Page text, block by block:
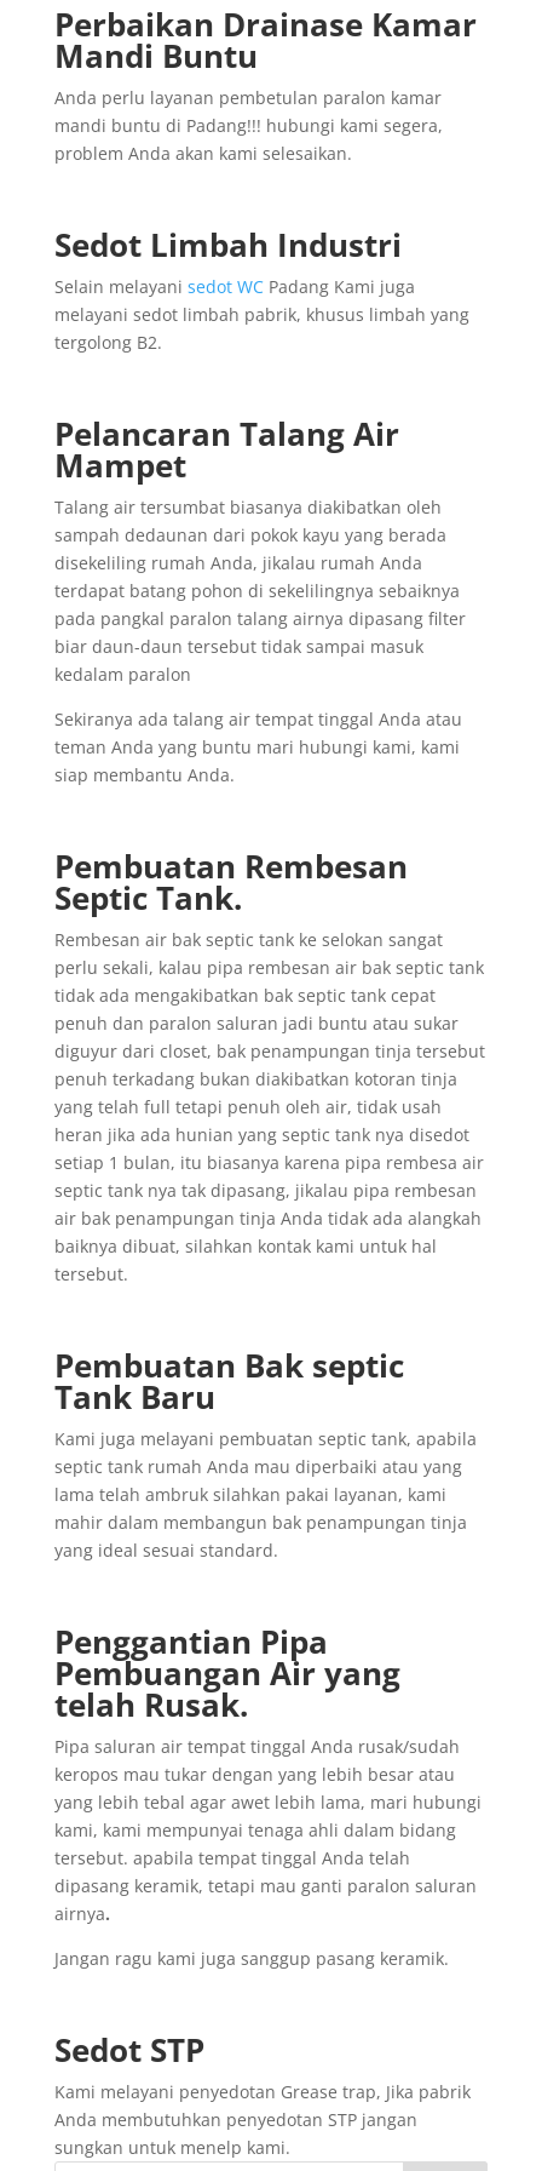
Perbaikan Drainase Kamar
Mandi Buntu
Anda perlu layanan pembetulan paralon kamar
mandi buntu di Padang!!! hubungi kami segera,
problem Anda akan kami selesaikan.
Sedot Limbah Industri
Selain melayani sedot WCPadang Kami juga
melayani sedot limbah pabrik, khusus limbah yang
tergolong B2.
Pelancaran Talang Air
Mampet
Talang air tersumbat biasanya diakibatkan oleh
sampah dedaunan dari pokok kayu yang berada
disekeliling rumah Anda, jikalau rumah Anda
terdapat batang pohon di sekelilingnya sebaiknya
pada pangkal paralon talang airnya dipasang filter
biar daun-daun tersebut tidak sampai masuk
kedalam paralon
Sekiranya ada talang air tempat tinggal Anda atau
teman Anda yang buntu mari hubungi kami, kami
siap membantu Anda.
Pembuatan Rembesan
Septic Tank.
Rembesan air bak septic tank ke selokan sangat
perlu sekali, kalau pipa rembesan air bak septic tank
tidak ada mengakibatkan bak septic tank cepat
penuh dan paralon saluran jadi buntu atau sukar
diguyur dari closet, bak penampungan tinja tersebut
penuh terkadang bukan diakibatkan kotoran tinja
yang telah full tetapi penuh oleh air, tidak usah
heran jika ada hunian yang septic tank nya disedot
setiap 1 bulan, itu biasanya karena pipa rembesa air
septic tank nya tak dipasang, jikalau pipa rembesan
air bak penampungan tinja Anda tidak ada alangkah
baiknya dibuat, silahkan kontak kami untuk hal
tersebut.
Pembuatan Bak septic
Tank Baru
Kami juga melayani pembuatan septic tank, apabila
septic tank rumah Anda mau diperbaiki atau yang
lama telah ambruk silahkan pakai layanan, kami
mahir dalam membangun bak penampungan tinja
yang ideal sesuai standard.
Penggantian Pipa
Pembuangan Air yang
telah Rusak.
Pipa saluran air tempat tinggal Anda rusak/sudah
keropos mau tukar dengan yang lebih besar atau
yang lebih tebal agar awet lebih lama, mari hubungi
kami, kami mempunyai tenaga ahli dalam bidang
tersebut. apabila tempat tinggal Anda telah
dipasang keramik, tetapi mau ganti paralon saluran
airnya.
Jangan ragu kami juga sanggup pasang keramik.
Sedot STP
Kami melayani penyedotan Grease trap, Jika pabrik
Anda membutuhkan penyedotan STP jangan
sungkan untuk menelp kami.